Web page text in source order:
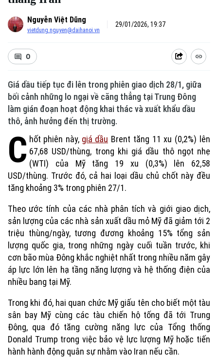
Nguyễn Việt Dũng
vietdung.nguyen@daihanoi.vn
29/01/2026, 19:37
0
Giá dầu tiếp tục đi lên trong phiên giao dịch 28/1, giữa
bối cảnh những lo ngại về căng thẳng tại Trung Đông
làm gián đoạn hoạt động khai thác và xuất khẩu dầu
thô, ảnh hưởng đến thị trường.
C hốt phiên này, giá dầu Brent tăng 11 xu (0,2%) lên
67,68 USD/thùng, trong khi giá dầu thô ngọt nhẹ
(WTI) của Mỹ tăng 19 xu (0,3%) lên 62,58
USD/thùng. Trước đó, cả hai loại dầu chủ chốt này đều
tăng khoảng 3% trong phiên 27/1.
Theo ước tính của các nhà phân tích và giới giao dịch,
sản lượng của các nhà sản xuất dầu mỏ Mỹ đã giảm tới 2
triệu thùng/ngày, tương đương khoảng 15% tổng sản
lượng quốc gia, trong những ngày cuối tuần trước, khi
cơn bão mùa Đông khắc nghiệt nhất trong nhiều năm gây
áp lực lớn lên hạ tầng năng lượng và hệ thống điện của
nhiều bang tại Mỹ.
Trong khi đó, hai quan chức Mỹ giấu tên cho biết một tàu
sân bay Mỹ cùng các tàu chiến hộ tống đã tới Trung
Đông, qua đó tăng cường năng lực của Tổng thống
Donald Trump trong việc bảo vệ lực lượng Mỹ hoặc tiến
hành hành động quân sự nhằm vào Iran nếu cần.